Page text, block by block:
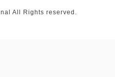
All Rights reserved.